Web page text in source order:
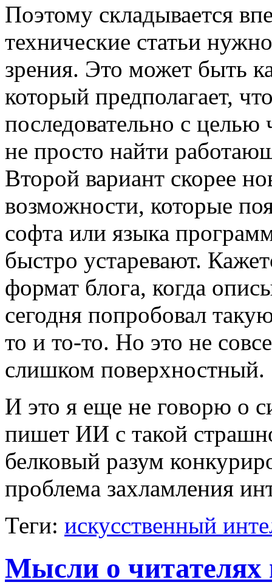
Поэтому складывается
технические статьи
зрения. Это может быть
который предполагает,
последовательно с целью
не просто найти
Второй вариант скорее
возможности, которые
софта или языка
быстро устаревают.
формат блога, когда
сегодня попробовал
то и то-то. Но это не
слишком поверхностный.
И это я еще не говорю о
пишет ИИ с такой
белковый разум
проблема захламления
Теги: искусственный
Мысли о читателях